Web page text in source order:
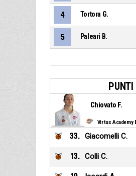
4 Tortora G.
5 Paleari B.
PUNTI
Chiovato F.
33. Giacomelli C.
13. Colli C.